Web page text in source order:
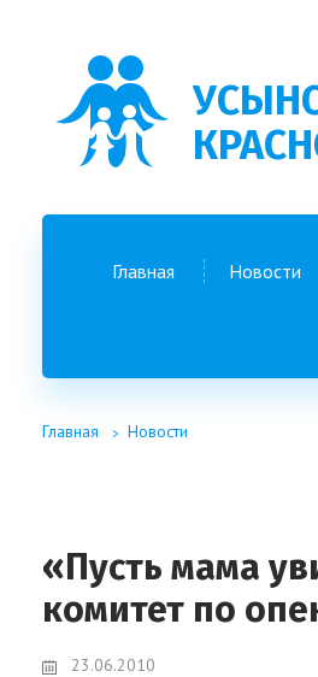
Главная Новости
Главная Новости
«Пусть мама
комитет по
23.06.2010